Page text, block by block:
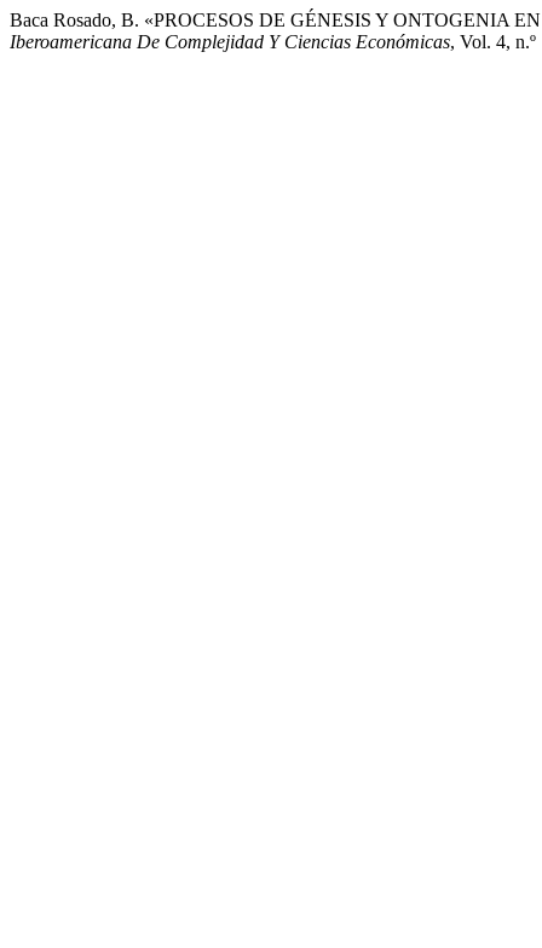
Baca Rosado, B. «PROCESOS DE GÉNESIS Y ONTOGENIA
Iberoamericana De Complejidad Y Ciencias Económicas, Vol. 4,